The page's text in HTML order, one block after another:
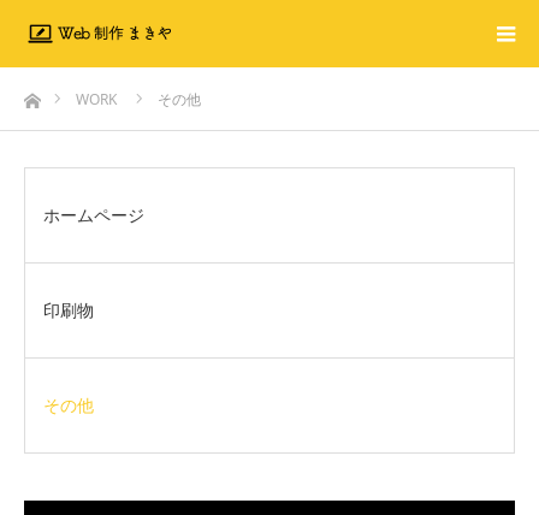
ホームWORK その他
ホームページ
印刷物
その他